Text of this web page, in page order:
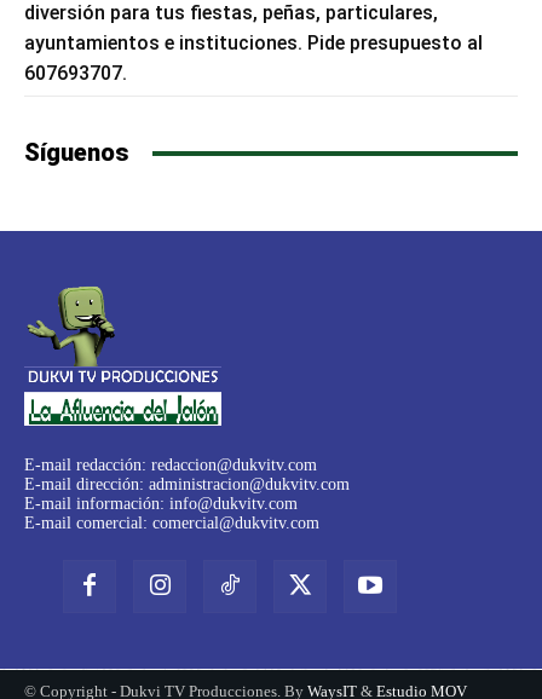
diversión para tus fiestas, peñas, particulares,
ayuntamientos e instituciones. Pide presupuesto al
607693707.
Síguenos
E-mail redacción: redaccion@dukvitv.com
E-mail dirección: administracion@dukvitv.com
E-mail información: info@dukvitv.com
E-mail comercial: comercial@dukvitv.com
© Copyright - Dukvi TV Producciones. By WaysIT & Estudio MOV